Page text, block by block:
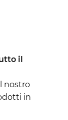
il
nostro
in